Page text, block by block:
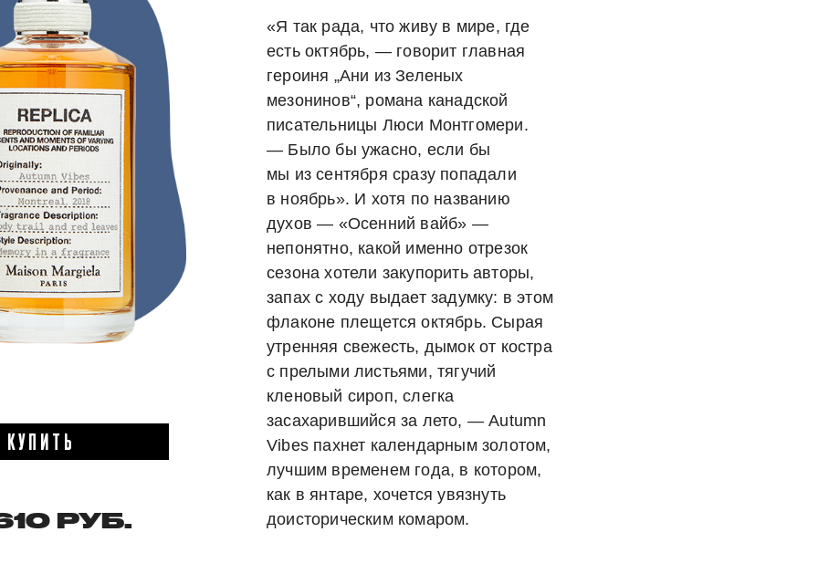
КУПИТЬ
РУБ.
«Я так рада, что живу в мире, где
есть октябрь, — говорит главная
героиня „Ани из Зеленых
мезонинов“, романа канадской
писательницы Люси Монтгомери.
— Было бы ужасно, если бы
мы из сентября сразу попадали
в ноябрь». И хотя по названию
духов — «Осенний вайб» —
непонятно, какой именно отрезок
сезона хотели закупорить авторы,
запах с ходу выдает задумку: в этом
флаконе плещется октябрь. Сырая
утренняя свежесть, дымок от костра
с прелыми листьями, тягучий
кленовый сироп, слегка
засахарившийся за лето, — Autumn
Vibes пахнет календарным золотом,
лучшим временем года, в котором,
как в янтаре, хочется увязнуть
доисторическим комаром.